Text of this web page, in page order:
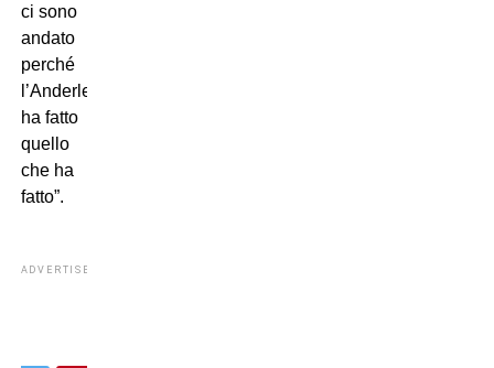
ci sono
andato
perché
l’Anderlecht
ha fatto
quello
che ha
fatto”.
ADVERTISEMENT